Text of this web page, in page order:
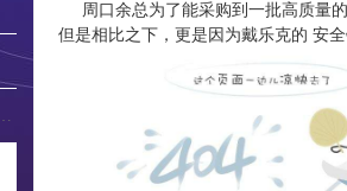
官网下载的公告
周口余总为了能采购到一批高质量
但是相比之下，更是因为戴乐克的 安